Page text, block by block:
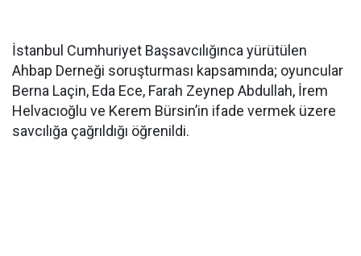
İstanbul Cumhuriyet Başsavcılığınca yürütülen
Ahbap Derneği soruşturması kapsamında; oyuncular
Berna Laçin, Eda Ece, Farah Zeynep Abdullah, İrem
Helvacıoğlu ve Kerem Bürsin’in ifade vermek üzere
savcılığa çağrıldığı öğrenildi.